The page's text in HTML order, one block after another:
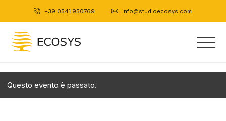
+39 0541 950769 info@studioecosys.com
Questo evento è passato.